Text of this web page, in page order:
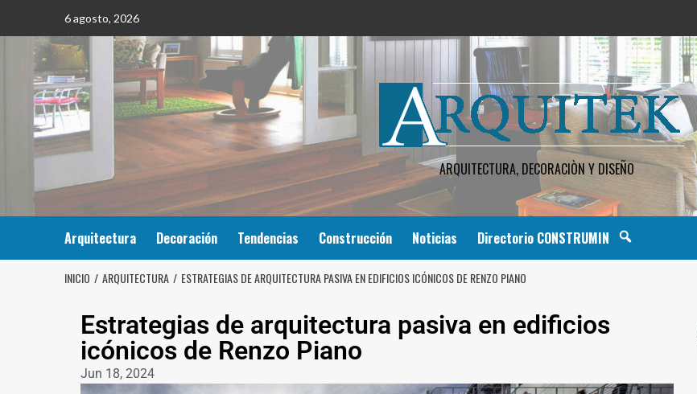
6 agosto, 2026
ARQUITECTURA, DECORACIÒN Y DISEÑO
Arquitectura Decoración Tendencias Construcción Noticias Directorio CONSTRUMIN
INICIO ARQUITECTURA ESTRATEGIAS DE ARQUITECTURA PASIVA EN EDIFICIOS ICÓNICOS DE RENZO PIANO
Estrategias de arquitectura pasiva en edificios
icónicos de Renzo Piano
Jun 18, 2024